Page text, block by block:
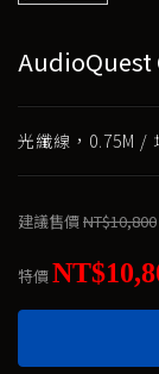
AudioQuest
光纖線，0.75M /
建議售價NT$10,800
特價